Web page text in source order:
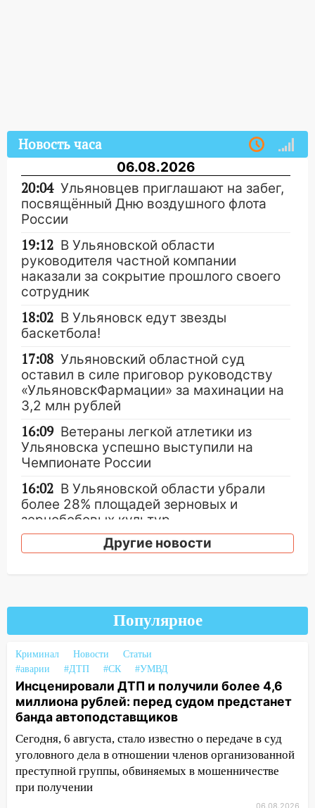
Новость часа
06.08.2026
20:04 Ульяновцев приглашают на забег,
посвящённый Дню воздушного флота
России
19:12 В Ульяновской области
руководителя частной компании
наказали за сокрытие прошлого своего
сотрудник
18:02 В Ульяновск едут звезды
баскетбола!
17:08 Ульяновский областной суд
оставил в силе приговор руководству
«УльяновскФармации» за махинации на
3,2 млн рублей
16:09 Ветераны легкой атлетики из
Ульяновска успешно выступили на
Чемпионате России
16:02 В Ульяновской области убрали
более 28% площадей зерновых и
зернобобовых культур
15:51
Бросила кирпич в жену брата: в
15:47 На улице Радищева сбили
курьера: крупная авария в Ульяновске
новый кавалер женщины оказался
рецидивистом
14:26 В Ульяновске ограничат движение
по улице Ефремова
14:23 67% ульяновцев готовы
передумать увольняться, если им
повысят зарплату
14:01
Инсценировали ДТП и получили
Другие новости
Популярное
Криминал Новости
Статьи
#аварии
#ДТП #СК #УМВД
Инсценировали ДТП и получили более 4,6
миллиона рублей: перед судом предстанет
банда автоподставщиков
Сегодня, 6 августа, стало известно о передаче в суд
уголовного дела в отношении членов организованной
преступной группы, обвиняемых в мошенничестве
при получении
06.08.2026